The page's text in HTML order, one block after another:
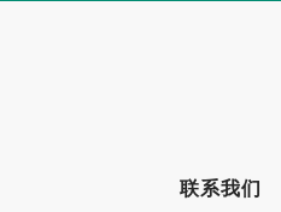
联系我们